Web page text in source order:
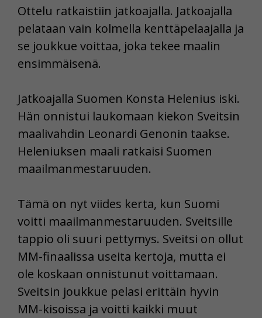
Ottelu ratkaistiin jatkoajalla. Jatkoajalla
pelataan vain kolmella kenttäpelaajalla ja
se joukkue voittaa, joka tekee maalin
ensimmäisenä.
Jatkoajalla Suomen Konsta Helenius iski.
Hän onnistui laukomaan kiekon Sveitsin
maalivahdin Leonardi Genonin taakse.
Heleniuksen maali ratkaisi Suomen
maailmanmestaruuden.
Tämä on nyt viides kerta, kun Suomi
voitti maailmanmestaruuden. Sveitsille
tappio oli suuri pettymys. Sveitsi on ollut
MM-finaalissa useita kertoja, mutta ei
ole koskaan onnistunut voittamaan.
Sveitsin joukkue pelasi erittäin hyvin
MM-kisoissa ja voitti kaikki muut